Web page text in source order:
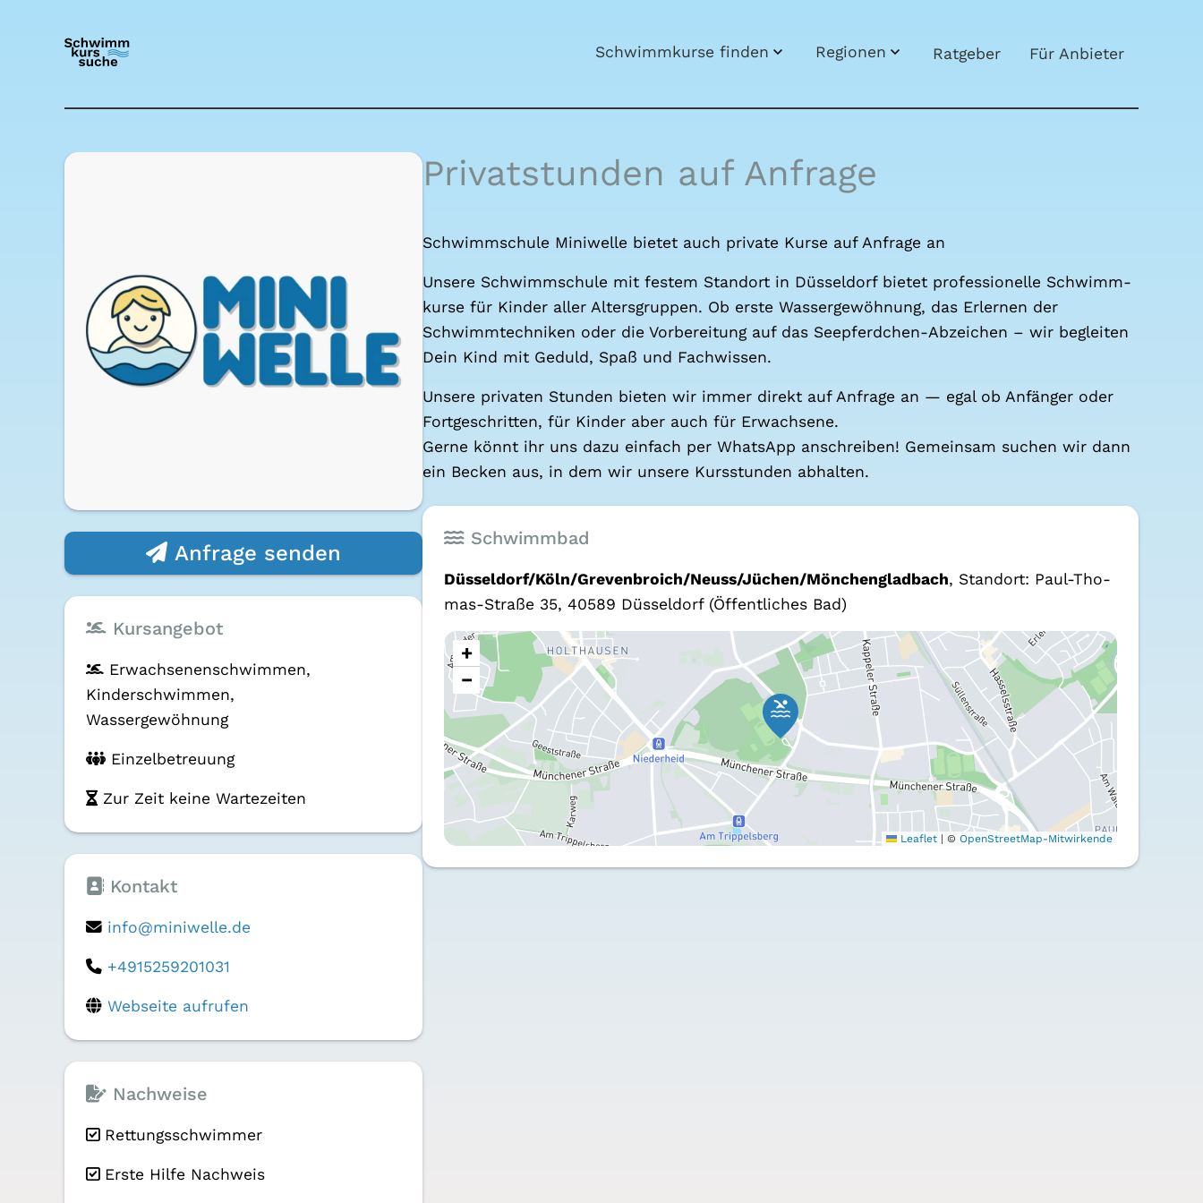
Schwimm­kur­se fin­den Regio­nen Rat­ge­ber Für Anbie­ter
Anfrage senden
Kursangebot
Erwachsenen­schwimmen,
Kinder­schwimmen,
Wasser­gewöhnung
Einzelbetreuung
Zur Zeit keine Wartezeiten
Kontakt
info@miniwelle.de
+4915259201031
Webseite aufrufen
Nachweise
Rettungsschwimmer
Erste Hilfe Nachweis
Pri­vat­stun­den auf Anfra­ge
Schwimm­schu­le Mini­wel­le bie­tet auch pri­va­te Kur­se auf Anfra­ge an
Unse­re Schwimm­schu­le mit fes­tem Stand­ort in Düs­sel­dorf bie­tet pro­fes­sio­nel­le Schwimm­
kur­se für Kin­der aller Alters­grup­pen. Ob ers­te Was­ser­ge­wöh­nung, das Erler­nen der
Schwimm­tech­ni­ken oder die Vor­be­rei­tung auf das See­pferd­chen-Abzei­chen – wir beglei­ten
Dein Kind mit Geduld, Spaß und Fach­wis­sen.
Unse­re pri­va­ten Stun­den bie­ten wir immer direkt auf Anfra­ge an — egal ob Anfän­ger oder
Fort­ge­schrit­ten, für Kin­der aber auch für Erwach­se­ne.
Ger­ne könnt ihr uns dazu ein­fach per Whats­App anschrei­ben! Gemein­sam suchen wir dann
ein Becken aus, in dem wir unse­re Kurs­stun­den abhal­ten.
Schwimmbad
Düsseldorf/Köln/Grevenbroich/Neuss/Jüchen/Mönchengladbach, Stand­ort: Paul-Tho­
mas-Stra­ße 35, 40589 Düs­sel­dorf (Öffentliches Bad)
+
−
Leaflet | © OpenStreetMap-Mitwirkende